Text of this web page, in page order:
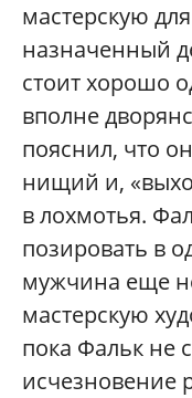
мастерскую
назначенный
стоит хорошо
вполне
пояснил, что
нищий и,
в лохмотья.
позировать в
мужчина еще
мастерскую
пока Фальк не
исчезновение